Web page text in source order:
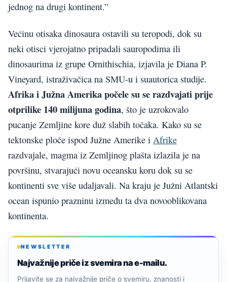
jednog na drugi kontinent.”
Većinu otisaka dinosaura ostavili su teropodi, dok su
neki otisci vjerojatno pripadali sauropodima ili
dinosaurima iz grupe Ornithischia, izjavila je Diana P.
Vineyard, istraživačica na SMU-u i suautorica studije.
Afrika i Južna Amerika počele su se razdvajati prije
otprilike 140 milijuna godina, što je uzrokovalo
pucanje Zemljine kore duž slabih točaka. Kako su se
tektonske ploče ispod Južne Amerike i Afrike
razdvajale, magma iz Zemljinog plašta izlazila je na
površinu, stvarajući novu oceansku koru dok su se
kontinenti sve više udaljavali. Na kraju je Južni Atlantski
ocean ispunio prazninu između ta dva novooblikovana
kontinenta.
NEWSLETTER
Najvažnije priče iz svemira na e-mailu.
Prijavite se za najvažnije priče o svemiru, znanosti i